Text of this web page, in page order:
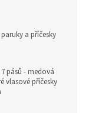
a příčesky
pásů - medová
vlasové příčesky